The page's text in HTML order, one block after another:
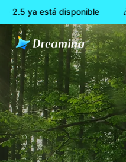
2.5 ya está disponible
Inicio Generador de efectos de